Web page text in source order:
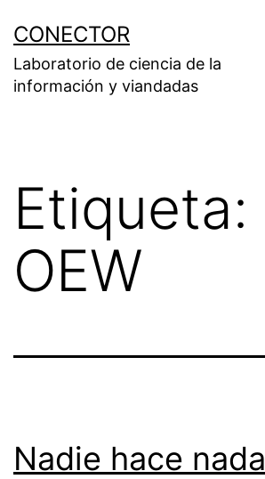
contenido
CONECTOR
Laboratorio de ciencia de la
información y viandadas
Etiqueta:
OEW
Nadie hace nada